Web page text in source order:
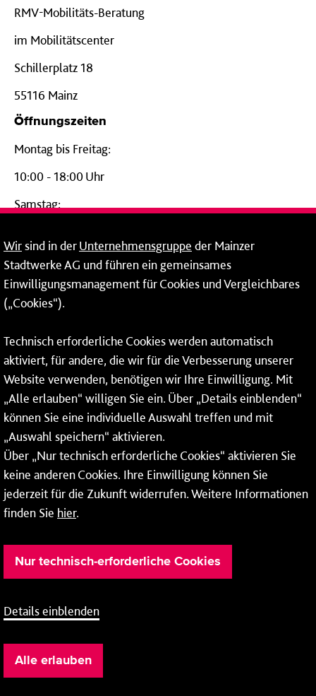
RMV-Mobilitäts-Beratung
im Mobilitätscenter
Schillerplatz 18
55116 Mainz
Öffnungszeiten
Montag bis Freitag:
10:00 - 18:00 Uhr
Samstag:
24-Stunden-Telefon*
06131 – 12 77 77
Fax: 06131 – 12 66 66
* Montags bis freitags bis 7 und ab 18 Uhr sowie an
Wochenenden und Feiertagen ganztags werden Ihre
Anrufe je nach Themenauswahl an ein Callcenter des
RMV oder von nextbike weitergeleitet. Dort erhalten Sie
ausschließlich Auskünfte zum Fahrplan bzw. zu
meinRad.
Barrierefreiheit
Wirsind in derUnternehmensgruppe der Mainzer
Stadtwerke AG und führen ein gemeinsames
Einwilligungsmanagement für Cookies und Vergleichbares
(„Cookies“).
Technisch erforderliche Cookies werden automatisch
aktiviert, für andere, die wir für die Verbesserung unserer
Website verwenden, benötigen wir Ihre Einwilligung. Mit
„Alle erlauben“ willigen Sie ein. Über „Details einblenden“
können Sie eine individuelle Auswahl treffen und mit
„Auswahl speichern“ aktivieren.
Über „Nur technisch erforderliche Cookies“ aktivieren Sie
keine anderen Cookies. Ihre Einwilligung können Sie
jederzeit für die Zukunft widerrufen. Weitere Informationen
finden Sie hier.
Nur technisch-erforderliche Cookies
Details einblenden
Alle erlauben